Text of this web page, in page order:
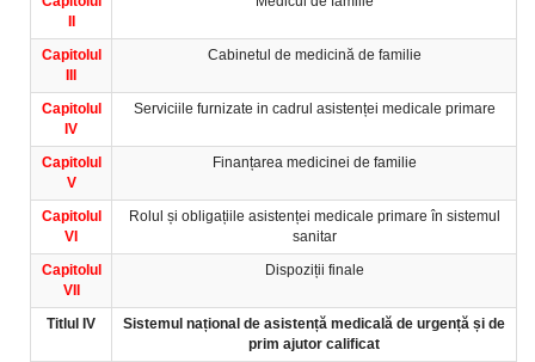
Capitolul
Cabinetul de medicină de familie
Capitolul
IV
Serviciile furnizate in cadrul asistenței medicale primare
Capitolul
V
Finanțarea medicinei de familie
Capitolul
VI
Rolul și obligațiile asistenței medicale primare în sistemul
sanitar
Capitolul
VII
Dispoziții finale
Titlul IV
Sistemul național de asistență medicală de urgență și de
prim ajutor calificat